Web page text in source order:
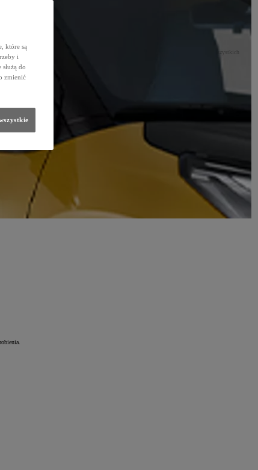
i środowiska. Wartości Toyota Way są obecne w każdym aspekcie codziennej pracy wszystkich
które są
i
do
zmienić